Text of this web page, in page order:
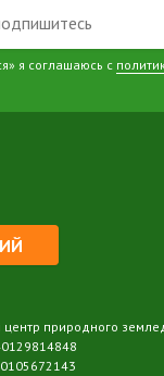
я соглашаюсь с
природного